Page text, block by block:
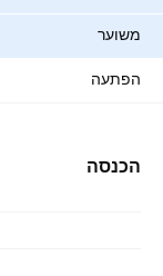
משוער
הפתעה
הכנסה